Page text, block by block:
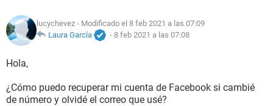
lucychevez - Modificado el 8 feb 2021 a las 07:09
Laura García
- 8 feb 2021 a las 07:08
Hola,
¿Cómo puedo recuperar mi cuenta de Facebook si cambié
de número y olvidé el correo que usé?